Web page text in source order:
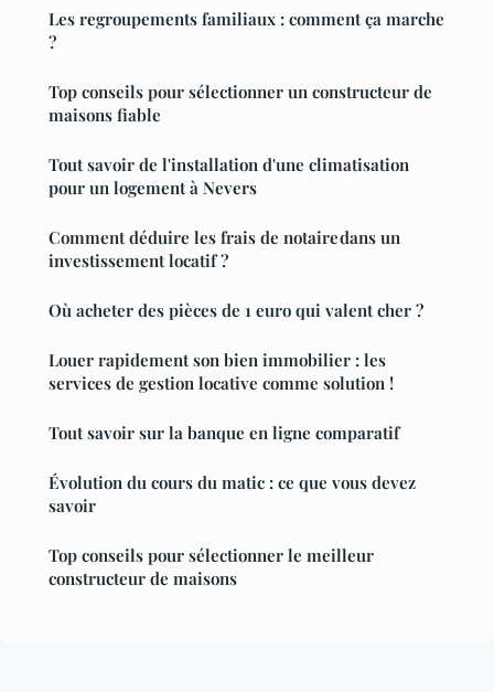
Les regroupements familiaux : comment ça marche
?
Top conseils pour sélectionner un constructeur de
maisons fiable
Tout savoir de l'installation d'une climatisation
pour un logement à Nevers
Comment déduire les frais de notaire dans un
investissement locatif ?
Où acheter des pièces de 1 euro qui valent cher ?
Louer rapidement son bien immobilier : les
services de gestion locative comme solution !
Tout savoir sur la banque en ligne comparatif
Évolution du cours du matic : ce que vous devez
savoir
Top conseils pour sélectionner le meilleur
constructeur de maisons